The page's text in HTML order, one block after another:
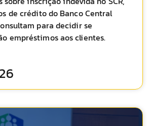
de crédito do Banco Central
para decidir se
empréstimos aos clientes.